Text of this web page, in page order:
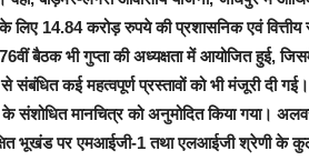
के लिए 14.84 करोड़ रुपये की प्रशासनिक एवं
बैठक भी गुप्ता की अध्यक्षता में आयोजित हुई,
संबंधित कई महत्वपूर्ण प्रस्तावों को भी मंजूरी
संशोधित मानचित्र को अनुमोदित किया गया।
भूखंड पर एमआईजी-1 तथा एलआईजी श्रेणी के